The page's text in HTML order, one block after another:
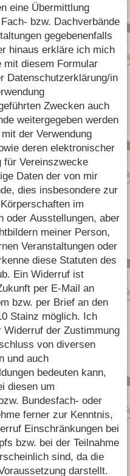
eine Übermittlung
bzw. Dachverbände
gegebenenfalls
hinaus erkläre ich mich
mit diesem Formular
Datenschutzerklärung/in
Zwecken auch
weitergegeben werden
der Verwendung
deren elektronischer
für Vereinszwecke
Daten der von mir
dies insbesondere zur
im
oder Ausstellungen, aber
meiner Person,
Veranstaltungen oder
diese Statuten des
Ein Widerruf ist
per E-Mail an
bzw. per Brief an den
Stainz möglich. Ich
der Zustimmung
von diversen
und auch
bedeuten kann,
diesen um
Bundesfach- oder
ferner zur Kenntnis,
Einschränkungen bei
bzw. bei der Teilnahme
sind, da die
darstellt.